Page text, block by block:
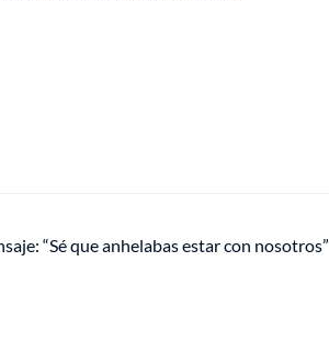
“Sé que anhelabas estar con nosotros”